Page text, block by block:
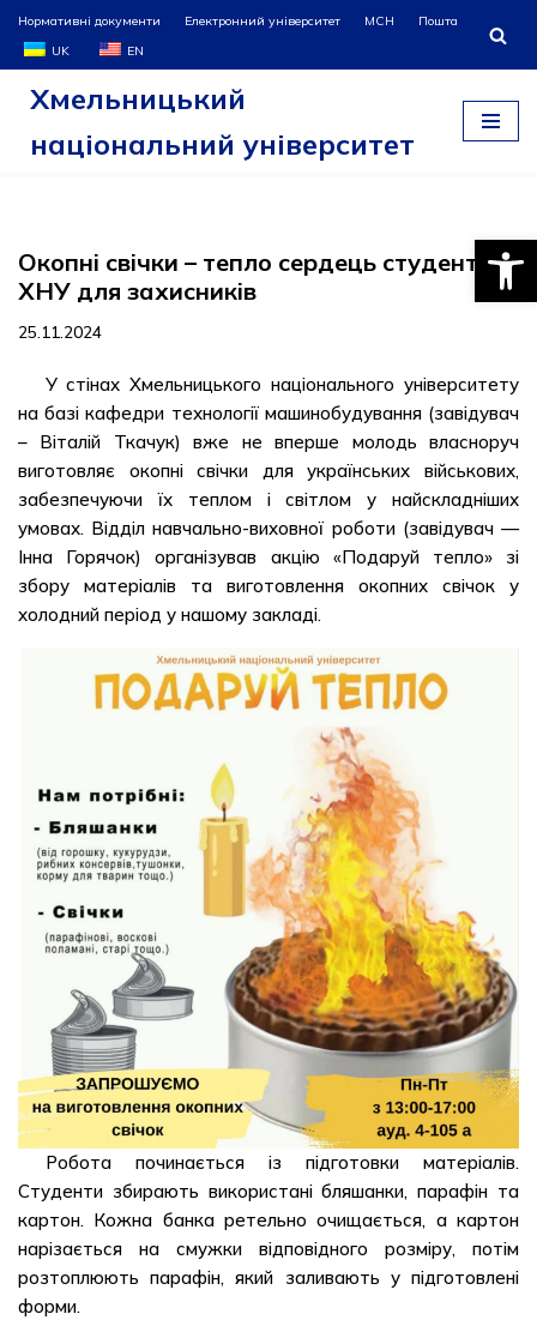
Перейти
до
Нормативні документи Електронний університет МСН
Пошта
UK
EN
Хмельницький
національний університет
Окопні свічки – тепло сердець студентів
ХНУ для захисників
25.11.2024
У стінах Хмельницького національного університету
на базі кафедри технології машинобудування (завідувач
– Віталій Ткачук) вже не вперше молодь власноруч
виготовляє окопні свічки для українських військових,
забезпечуючи їх теплом і світлом у найскладніших
умовах. Відділ навчально-виховної роботи (завідувач —
Інна Горячок) організував акцію «Подаруй тепло» зі
збору матеріалів та виготовлення окопних свічок у
холодний період у нашому закладі.
Робота починається із підготовки матеріалів.
Студенти збирають використані бляшанки, парафін та
картон. Кожна банка ретельно очищається, а картон
нарізається на смужки відповідного розміру, потім
розтоплюють парафін, який заливають у підготовлені
форми.